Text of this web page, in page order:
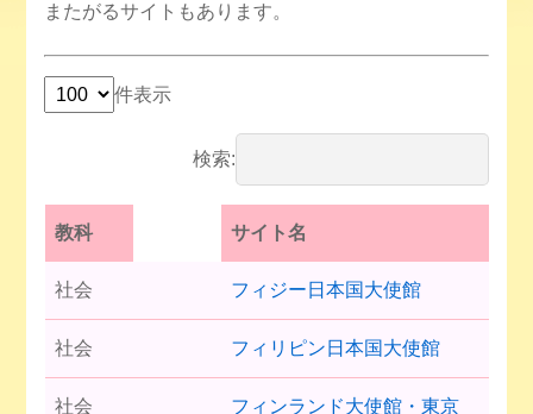
またがるサイトもあります。
件表示
検索:
教科 サイト名
社会 フィジー日本国大使館
社会 フィリピン日本国大使館
社会 フィンランド大使館・東京